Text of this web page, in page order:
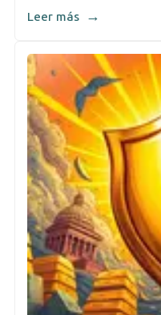
Leer más →